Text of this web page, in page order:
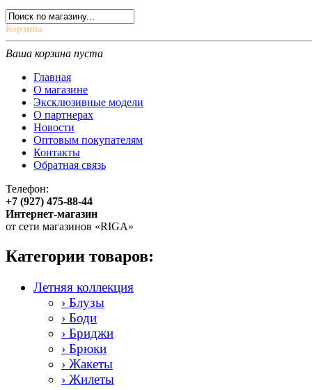
Корзина
Ваша корзина пуста
Главная
О магазине
Эксклюзивные модели
О партнерах
Новости
Оптовым покупателям
Контакты
Обратная связь
Телефон:
+7 (927) 475-88-44
Интернет-магазин
от сети магазинов «RIGA»
Категории товаров:
Летняя коллекция
› Блузы
› Боди
› Бриджи
› Брюки
› Жакеты
› Жилеты